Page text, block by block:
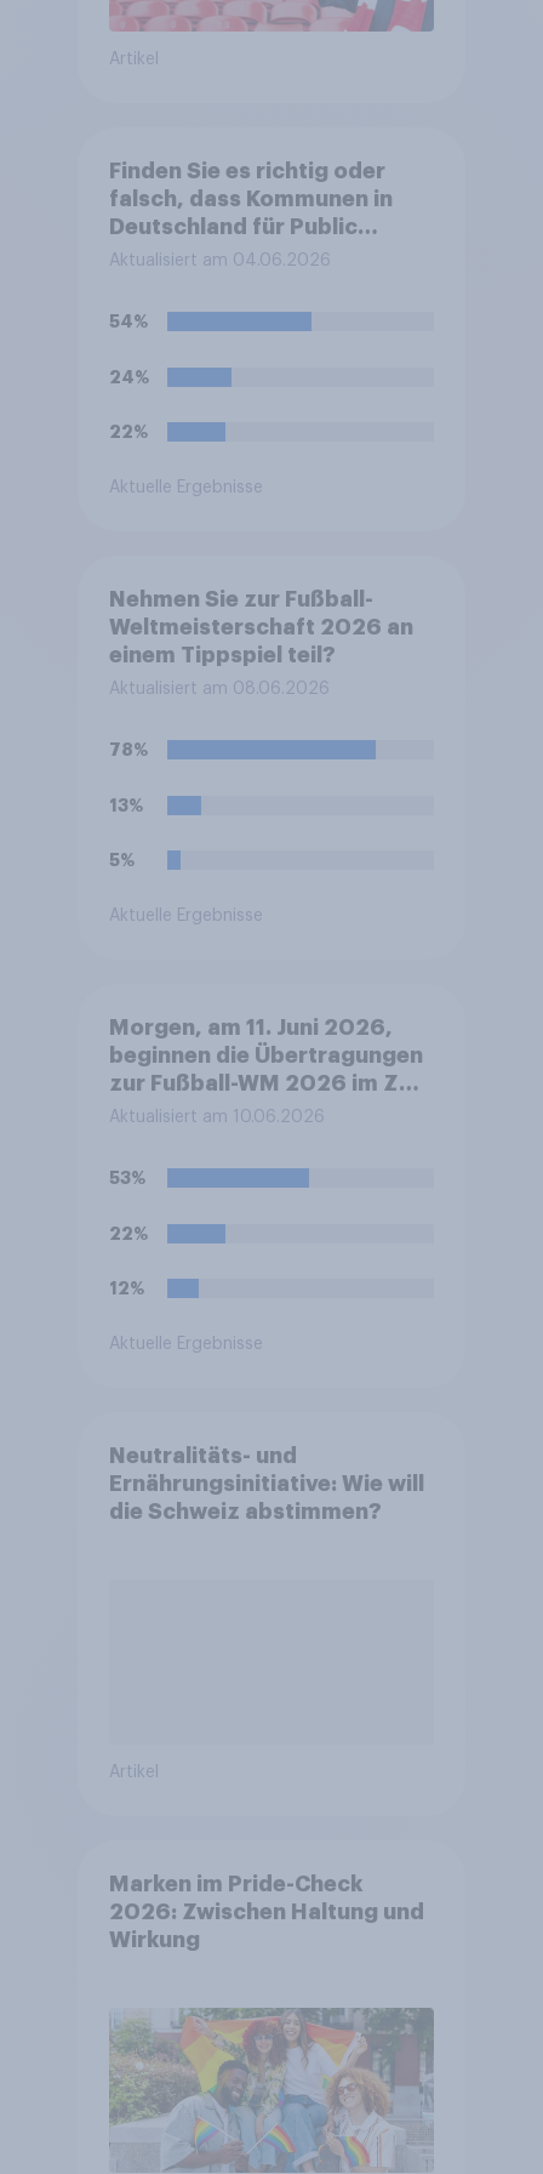
Artikel
Finden Sie es richtig oder
falsch, dass Kommunen in
Deutschland für Public
Viewing während der Fußball-
öffentliche Übertragung der
befristet lockern dürfen,
Uhr im Freien übertragen
Aktualisiert am 04.06.2026
54%
24%
22%
Aktuelle Ergebnisse
Nehmen Sie zur Fußball-
Weltmeisterschaft 2026 an
einem Tippspiel teil?
Aktualisiert am 08.06.2026
78%
13%
5%
Aktuelle Ergebnisse
Morgen, am 11. Juni 2026,
beginnen die Übertragungen
zur Fußball-WM 2026 im ZDF
mit der Eröffnungsfeier ab
und dem anschließenden
gegen Südafrika. Werden Sie
Abend verfolgen?
Aktualisiert am 10.06.2026
53%
22%
12%
Aktuelle Ergebnisse
Neutralitäts- und
Ernährungsinitiative: Wie will
die Schweiz abstimmen?
Artikel
Marken im Pride-Check
2026: Zwischen Haltung und
Wirkung